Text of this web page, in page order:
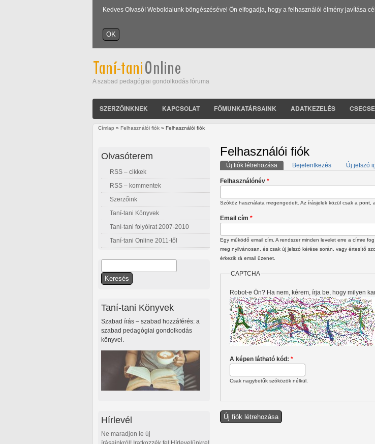
Kedves Olvasó! Weboldalunk böngészésével Ön elfogadja, hogy a felhasználói élmény javítása
A szabad pedagógiai gondolkodás fóruma
SZERZŐINKNEK KAPCSOLAT FŐMUNKATÁRSAINK ADATKEZELÉS
Címlap » Felhasználói fiók » Felhasználói fiók
Felhasználói fiók
Elsődleges fülek
Új fiók létrehozása (aktív fül)Bejelentkezés Új jelszó
Felhasználónév *
Szóköz használata megengedett. Az írásjelek közül csak a pont,
Email cím *
Egy működő email cím. A rendszer minden levelet erre a címre
meg nyilvánosan, és csak új jelszó kérése során, vagy értesítő
érkezik rá email üzenet.
CAPTCHA
Robot-e Ön? Ha nem, kérem, írja be, hogy milyen
A képen látható kód:*
Csak nagybetűk szóközök nélkül.
Olvasóterem
RSS – cikkek
RSS – kommentek
Szerzőink
Taní-tani Könyvek
Taní-tani folyóirat 2007-2010
Taní-tani Online 2011-től
Keresés űrlap
Taní-tani Könyvek
Szabad írás – szabad hozzáférés: a
szabad pedagógiai gondolkodás
könyvei.
Hírlevél
Ne maradjon le új